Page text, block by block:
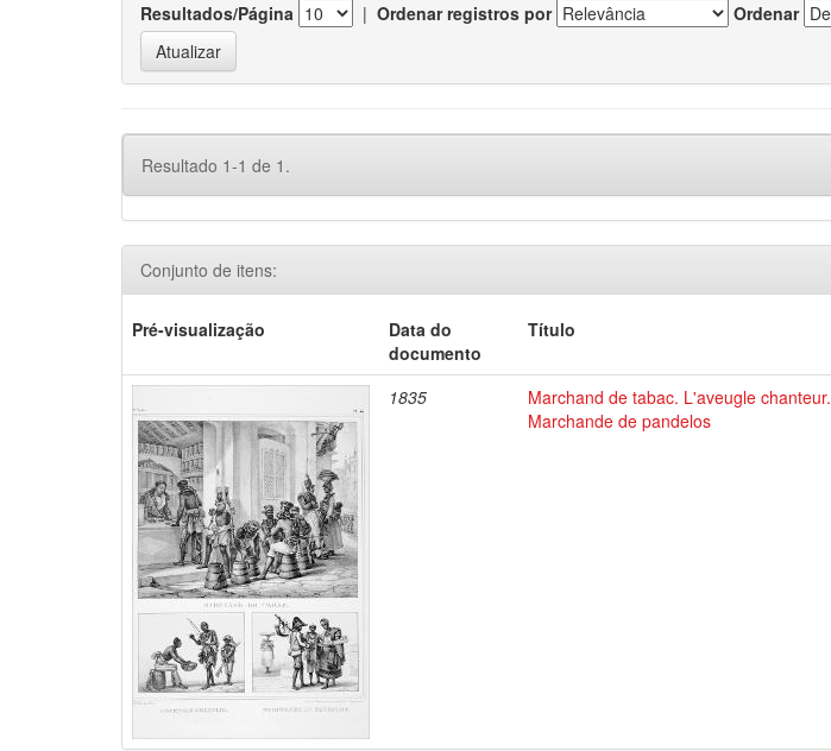
Resultados/Página | Ordenar registros por Ordenar
Resultado 1-1 de 1.
Conjunto de itens:
Pré-visualização
Data do
documento
Título
1835
Marchand de tabac. L'aveugle chanteur.
Marchande de pandelos